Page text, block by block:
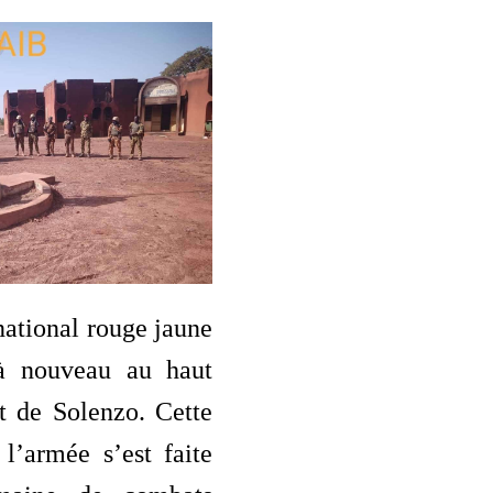
rouge jaune
au haut
de Solenzo. Cette
s’est faite